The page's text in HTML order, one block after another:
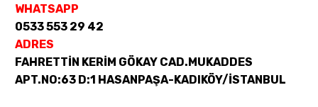
WHATSAPP
0533 553 29 42
ADRES
FAHRETTİN KERİM GÖKAY CAD.MUKADDES
APT.NO:63 D:1 HASANPAŞA-KADIKÖY/İSTANBUL